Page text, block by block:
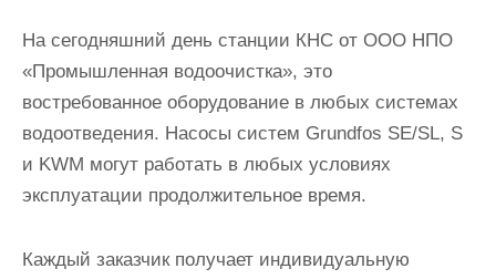
На сегодняшний день станции КНС от ООО НПО
«Промышленная водоочистка», это
востребованное оборудование в любых системах
водоотведения. Насосы систем Grundfos SE/SL, S
и KWM могут работать в любых условиях
эксплуатации продолжительное время.
Каждый заказчик получает индивидуальную